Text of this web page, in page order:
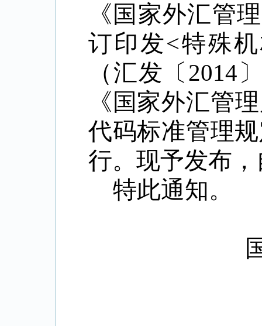
《国家外汇管
订印发<特殊
（汇发〔2014
《国家外汇管
代码标准管理
行。现予发布
特此通知。